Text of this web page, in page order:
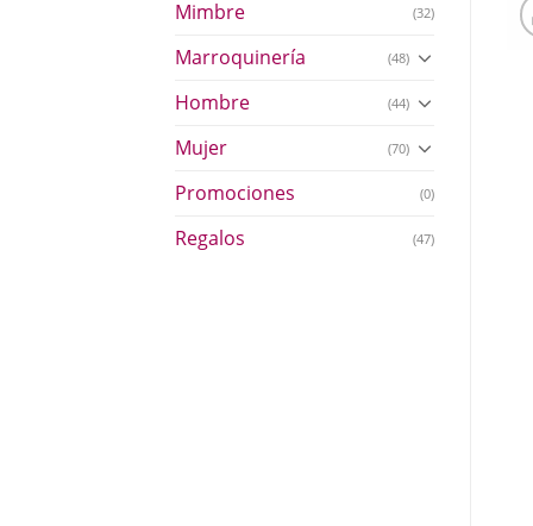
Mimbre (32)
Marroquinería (48)
Hombre (44)
Mujer (70)
Promociones (0)
Regalos (47)